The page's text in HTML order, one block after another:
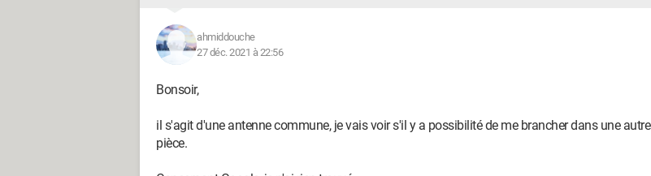
ahmiddouche
27 déc. 2021 à 22:56
Bonsoir,
il s'agit d'une antenne commune, je vais voir s'il y a possibilité de me brancher dans une autre
pièce.